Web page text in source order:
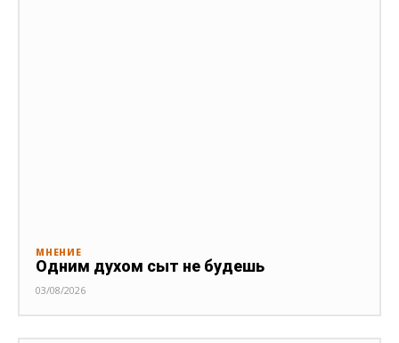
МНЕНИЕ
Одним духом сыт не будешь
03/08/2026